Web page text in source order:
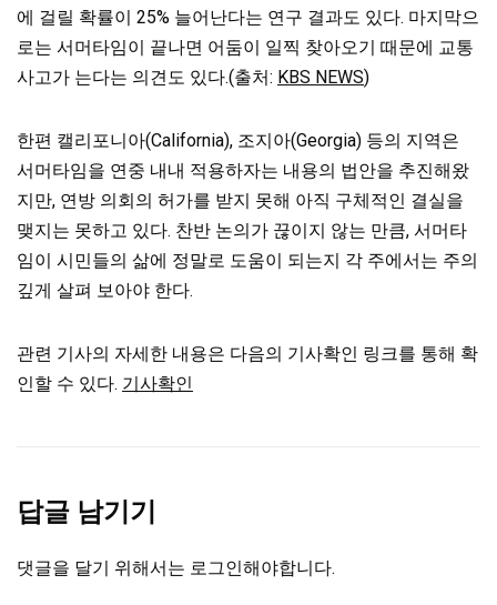
에 걸릴 확률이 25% 늘어난다는 연구 결과도 있다. 마지막으
로는 서머타임이 끝나면 어둠이 일찍 찾아오기 때문에 교통
사고가 는다는 의견도 있다.(출처: KBS NEWS)
한편 캘리포니아(California), 조지아(Georgia) 등의 지역은
서머타임을 연중 내내 적용하자는 내용의 법안을 추진해왔
지만, 연방 의회의 허가를 받지 못해 아직 구체적인 결실을
맺지는 못하고 있다. 찬반 논의가 끊이지 않는 만큼, 서머타
임이 시민들의 삶에 정말로 도움이 되는지 각 주에서는 주의
깊게 살펴 보아야 한다.
관련 기사의 자세한 내용은 다음의 기사확인 링크를 통해 확
인할 수 있다. 기사확인
답글 남기기
댓글을 달기 위해서는 로그인해야합니다.